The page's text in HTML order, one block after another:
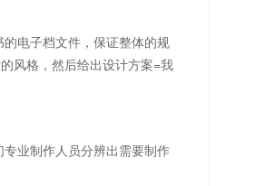
电子档文件，保证整体的规
风格，然后给出设计方案=我
业制作人员分辨出需要制作